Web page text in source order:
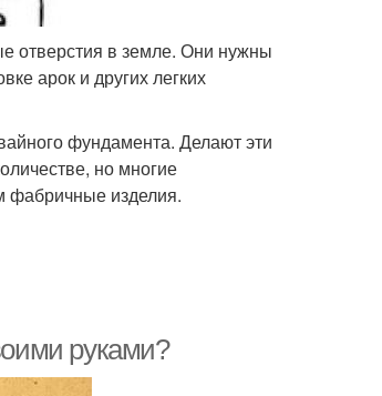
отверстия в земле. Они нужны
арок и других легких
фундамента. Делают эти
но многие
фабричные изделия.
руками?